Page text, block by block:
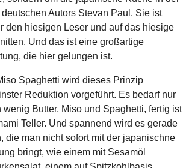
deutschen Autors Stevan Paul. Sie ist
den hiesigen Leser und auf das hiesige
Und das ist eine großartige
die hier gelungen ist.
Spaghetti wird dieses Prinzip
Reduktion vorgeführt. Es bedarf nur
Butter, Miso und Spaghetti, fertig ist
Teller. Und spannend wird es gerade
die man nicht sofort mit der japanischne
bringt, wie einem mit Sesamöl